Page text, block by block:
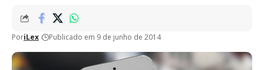
PoriLex Publicado em 9 de junho de 2014